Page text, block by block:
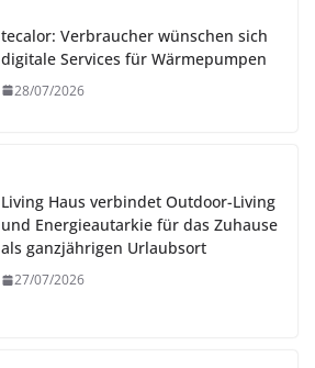
tecalor: Verbraucher wünschen sich
digitale Services für Wärmepumpen
28/07/2026
Living Haus verbindet Outdoor-Living
und Energieautarkie für das Zuhause
als ganzjährigen Urlaubsort
27/07/2026